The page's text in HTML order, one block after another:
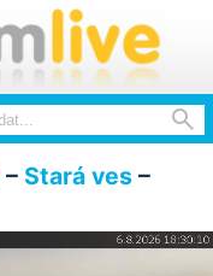

– Stará ves –